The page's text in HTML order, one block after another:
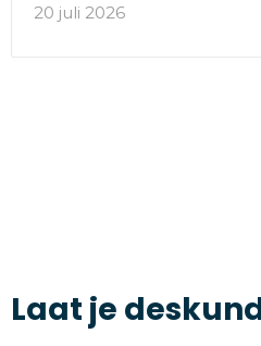
20 juli 2026
Laat je